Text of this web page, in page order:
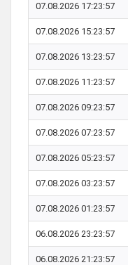
07.08.2026 17:23:57
07.08.2026 15:23:57
07.08.2026 13:23:57
07.08.2026 11:23:57
07.08.2026 09:23:57
07.08.2026 07:23:57
07.08.2026 05:23:57
07.08.2026 03:23:57
07.08.2026 01:23:57
06.08.2026 23:23:57
06.08.2026 21:23:57